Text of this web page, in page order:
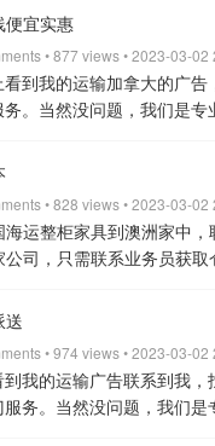
具换旧包装也有很大可能
七，我司的保障 1，我司为
偿。 2，每批货物到达我
踪货物情况，及时跟客户
八、联系方式
最
费是挺贵的, 开车过去
可以理赔的。货物到了
，如果自己不觉得麻烦
，但是有易碎的需要打
木架气泡膜，根据客户需
税单付纽币）
4、海关查
。 5、运输保险，运输过
跟业务员详细确认，整
木头包装必须不能有树
外国移民人士，只需持有
税申请。 4、货物包装：家
造成磕碰,从而损坏或者刮
报的内容。发货人必须
沙发、自行车、冰箱、行
邮箱：snack@djcargo.cn
。新西兰整柜：货物量大可
重一般为17.5吨,体积为26-
立方米.40尺高柜：内容积
新加坡、马来西亚、澳大
双清派送上门
联系递接物流snack微信
，可承运货物
，冰箱，空调，小家电
具碗筷等均可以托运!! 二
动车2. 交通工具。摩托车
量的现金都是不能运的
米X2.13米X2.18米,配
为22吨,体积为68立方米三
的资料如下：（1）新货
门一条龙服务，收货人只
。
关 — 5.货物到港– 6.目的
系helen咨询电话/
view all
便宜实惠
• 877 views • 2023-03-02
到我的运输加拿大的广
。当然没问题，我们是
定地址。
、重量、货物品名、收货
物寄到我们仓库来。货物
排运输。运费在货物到港
大海运双清到门优势：时
常运的货物有：
馆鱼缸、陶瓷玻璃货物、
装箱尺寸：20尺柜：内容
12.04米X2.34米X2.34米,
毛重一般为22吨,体积为68
• 828 views • 2023-03-02
运整柜家具到澳洲家中
司，只需联系业务员获
物、FBA货物、水族馆鱼
运输费用，你这边提供
进仓号发给你，你将货物
我们会给你下单安排运输
派送过去。澳洲海运时
送
• 974 views • 2023-03-02
我的运输广告联系到我
务。当然没问题，我们